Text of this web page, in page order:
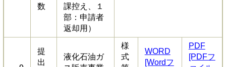
数
課控え、１
部：申請者
返却用）
提
出
液化石油ガ
様
式
WORD
[Wordフ
PDF
[PDFフ